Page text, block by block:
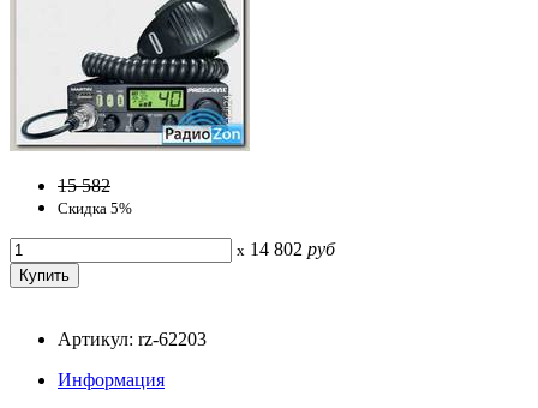
15 582
Скидка 5%
x 14 802 руб
Артикул: rz-62203
Информация